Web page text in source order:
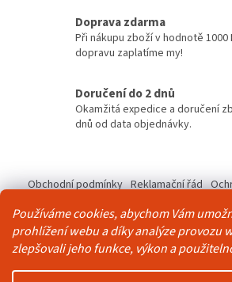
Používáme cookies, abychom Vám
prohlížení webu a díky analýze provozu
zlepšovali jeho funkce, výkon a
k
y
i
s
Doprava zdarma
Při nákupu zboží v hodnotě 1000
dopravu zaplatíme my!
Doručení do 2 dnů
Okamžitá expedice a doručení
dnů od data objednávky.
p
Obchodní podmínky Reklamační řád